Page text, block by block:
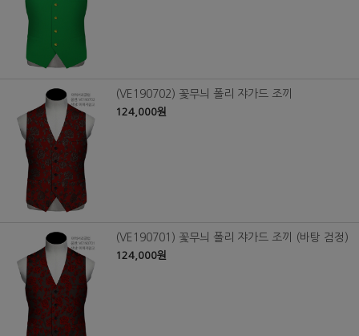
(VE190702) 꽃무늬 폴리 쟈가드 조끼
124,000원
(VE190701) 꽃무늬 폴리 쟈가드 조끼 (바탕 검정)
124,000원